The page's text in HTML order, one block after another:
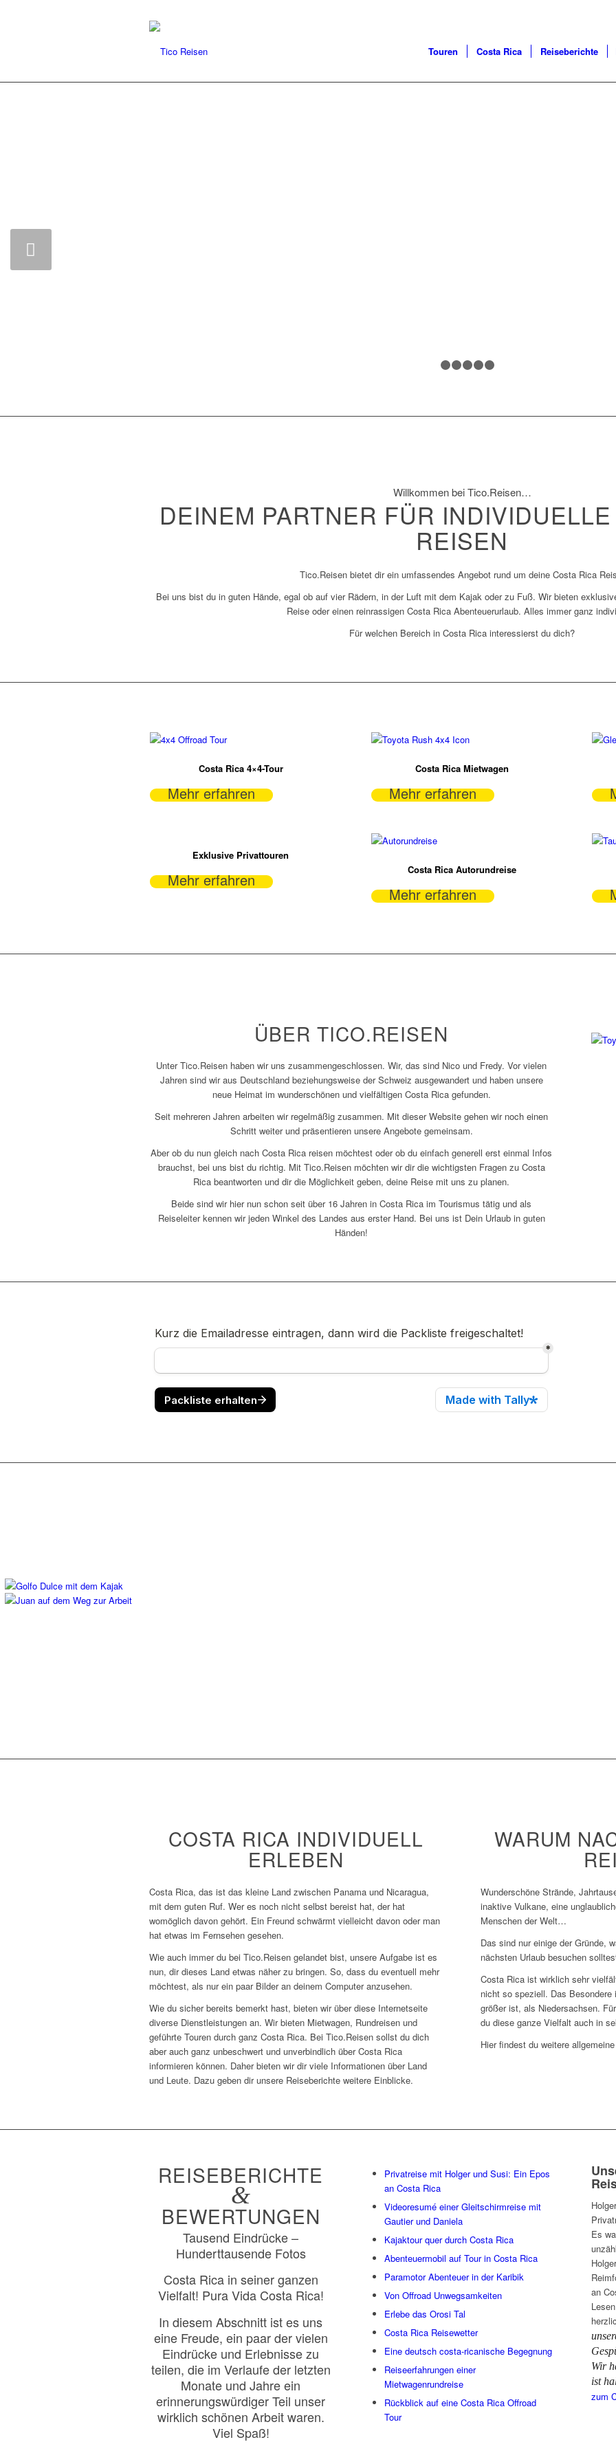
Touren Costa Rica Reiseberichte
Willkommen bei Tico.Reisen…
DEINEM PARTNER FÜR
REISEN
Tico.Reisen bietet dir ein umfassendes Angebot rund um deine Costa Rica
Bei uns bist du in guten Hände, egal ob auf vier Rädern, in der Luft mit dem Kajak oder zu Fuß. Wir bieten
Reise oder einen reinrassigen Costa Rica Abenteuerurlaub. Alles immer ganz
Für welchen Bereich in Costa Rica interessierst du dich?
Costa Rica 4×4-Tour
Mehr erfahren
Costa Rica Mietwagen
Mehr erfahren
Exklusive Privattouren
Mehr erfahren
Costa Rica Autorundreise
Mehr erfahren
ÜBER TICO.REISEN
Unter Tico.Reisen haben wir uns zusammengeschlossen. Wir, das sind Nico und Fredy. Vor vielen
Jahren sind wir aus Deutschland beziehungsweise der Schweiz ausgewandert und haben unsere
neue Heimat im wunderschönen und vielfältigen Costa Rica gefunden.
Seit mehreren Jahren arbeiten wir regelmäßig zusammen. Mit dieser Website gehen wir noch einen
Schritt weiter und präsentieren unsere Angebote gemeinsam.
Aber ob du nun gleich nach Costa Rica reisen möchtest oder ob du einfach generell erst einmal Infos
brauchst, bei uns bist du richtig. Mit Tico.Reisen möchten wir dir die wichtigsten Fragen zu Costa
Rica beantworten und dir die Möglichkeit geben, deine Reise mit uns zu planen.
Beide sind wir hier nun schon seit über 16 Jahren in Costa Rica im Tourismus tätig und als
Reiseleiter kennen wir jeden Winkel des Landes aus erster Hand. Bei uns ist Dein Urlaub in guten
Händen!
COSTA RICA INDIVIDUELL
ERLEBEN
Costa Rica, das ist das kleine Land zwischen Panama und Nicaragua,
mit dem guten Ruf. Wer es noch nicht selbst bereist hat, der hat
womöglich davon gehört. Ein Freund schwärmt vielleicht davon oder man
hat etwas im Fernsehen gesehen.
Wie auch immer du bei Tico.Reisen gelandet bist, unsere Aufgabe ist es
nun, dir dieses Land etwas näher zu bringen. So, dass du eventuell mehr
möchtest, als nur ein paar Bilder an deinem Computer anzusehen.
Wie du sicher bereits bemerkt hast, bieten wir über diese Internetseite
diverse Dienstleistungen an. Wir bieten Mietwagen, Rundreisen und
geführte Touren durch ganz Costa Rica. Bei Tico.Reisen sollst du dich
aber auch ganz unbeschwert und unverbindlich über Costa Rica
informieren können. Daher bieten wir dir viele Informationen über Land
und Leute. Dazu geben dir unsere Reiseberichte weitere Einblicke.
WARUM
Wunderschöne Strände,
inaktive Vulkane, eine
Menschen der Welt…
Das sind nur einige der Gründe,
nächsten Urlaub besuchen
Costa Rica ist wirklich sehr
nicht so speziell. Das
größer ist, als Niedersachsen.
du diese ganze Vielfalt auch in
Hier findest du weitere allgemeine
REISEBERICHTE
&
BEWERTUNGEN
Tausend Eindrücke –
Hunderttausende Fotos
Costa Rica in seiner ganzen
Vielfalt! Pura Vida Costa Rica!
In diesem Abschnitt ist es uns
eine Freude, ein paar der vielen
Eindrücke und Erlebnisse zu
teilen, die im Verlaufe der letzten
Monate und Jahre ein
erinnerungswürdiger Teil unser
wirklich schönen Arbeit waren.
Viel Spaß!
Privatreise mit Holger und Susi: Ein Epos
an Costa Rica
Videoresumé einer Gleitschirmreise mit
Gautier und Daniela
Kajaktour quer durch Costa Rica
Abenteuermobil auf Tour in Costa Rica
Paramotor Abenteuer in der Karibik
Von Offroad Unwegsamkeiten
Erlebe das Orosi Tal
Costa Rica Reisewetter
Eine deutsch costa-ricanische Begegnung
Reiseerfahrungen einer
Mietwagenrundreise
Rückblick auf eine Costa Rica Offroad
Tour
Es
an
Wir
ist
zum